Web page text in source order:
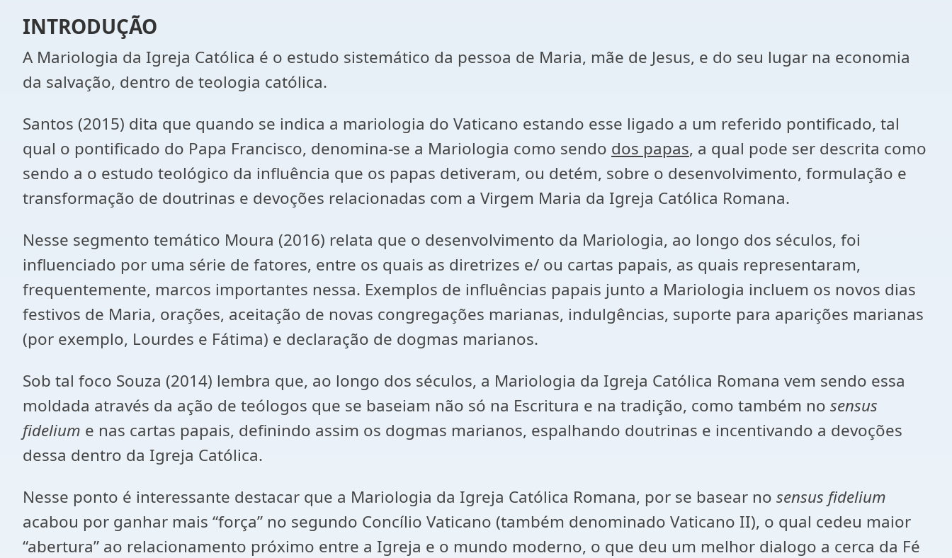
INTRODUÇÃO
A Mariologia da Igreja Católica é o estudo sistemático da pessoa de Maria, mãe de Jesus, e do seu lugar na economia
da salvação, dentro de teologia católica.
Santos (2015) dita que quando se indica a mariologia do Vaticano estando esse ligado a um referido pontificado, tal
qual o pontificado do Papa Francisco, denomina-se a Mariologia como sendo dos papas, a qual pode ser descrita como
sendo a o estudo teológico da influência que os papas detiveram, ou detém, sobre o desenvolvimento, formulação e
transformação de doutrinas e devoções relacionadas com a Virgem Maria da Igreja Católica Romana.
Nesse segmento temático Moura (2016) relata que o desenvolvimento da Mariologia, ao longo dos séculos, foi
influenciado por uma série de fatores, entre os quais as diretrizes e/ ou cartas papais, as quais representaram,
frequentemente, marcos importantes nessa. Exemplos de influências papais junto a Mariologia incluem os novos dias
festivos de Maria, orações, aceitação de novas congregações marianas, indulgências, suporte para aparições marianas
(por exemplo, Lourdes e Fátima) e declaração de dogmas marianos.
Sob tal foco Souza (2014) lembra que, ao longo dos séculos, a Mariologia da Igreja Católica Romana vem sendo essa
moldada através da ação de teólogos que se baseiam não só na Escritura e na tradição, como também no sensus
fidelium e nas cartas papais, definindo assim os dogmas marianos, espalhando doutrinas e incentivando a devoções
dessa dentro da Igreja Católica.
Nesse ponto é interessante destacar que a Mariologia da Igreja Católica Romana, por se basear no sensus fidelium
acabou por ganhar mais “força” no segundo Concílio Vaticano (também denominado Vaticano II), o qual cedeu maior
“abertura” ao relacionamento próximo entre a Igreja e o mundo moderno, o que deu um melhor dialogo a cerca da Fé